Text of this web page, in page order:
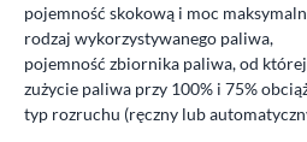
pojemność skokową i moc
rodzaj wykorzystywanego paliwa,
pojemność zbiornika paliwa, od
zużycie paliwa przy 100% i 75%
typ rozruchu (ręczny lub